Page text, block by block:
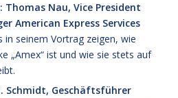
Thomas Nau, Vice President
American Express Services
in seinem Vortrag zeigen, wie
„Amex“ ist und wie sie stets auf
Schmidt, Geschäftsführer